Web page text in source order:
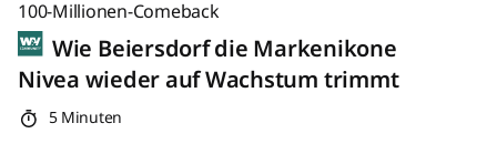
100-Millionen-Comeback
Wie Beiersdorf die Markenikone
Nivea wieder auf Wachstum trimmt
5 Minuten